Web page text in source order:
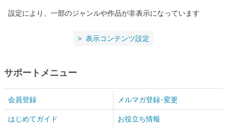
設定により、一部のジャンルや作品が非表示になっています
表示コンテンツ設定
サポートメニュー
会員登録 メルマガ登録･変更
はじめてガイド お役立ち情報